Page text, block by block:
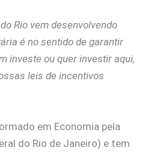
Rio vem desenvolvendo
é no sentido de garantir
investe ou quer investir aqui,
leis de incentivos
em Economia pela
do Rio de Janeiro) e tem